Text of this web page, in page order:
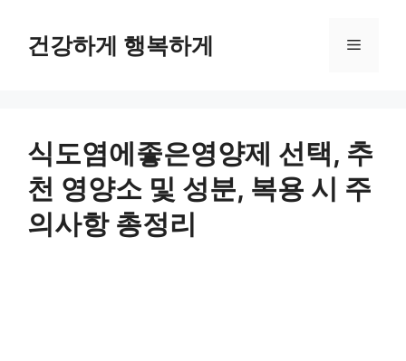
건강하게 행복하게 메
식도염에좋은영양제 선택, 추
천 영양소 및 성분, 복용 시 주
의사항 총정리